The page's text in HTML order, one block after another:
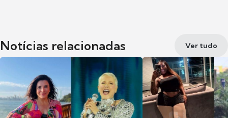
Notícias relacionadas Ver tudo